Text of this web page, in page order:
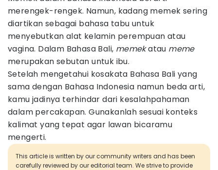
merengek-rengek. Namun, kadang memek sering
diartikan sebagai bahasa tabu untuk
menyebutkan alat kelamin perempuan atau
vagina. Dalam Bahasa Bali, memekatau meme
merupakan sebutan untuk ibu.
Setelah mengetahui kosakata Bahasa Bali yang
sama dengan Bahasa Indonesia namun beda arti,
kamu jadinya terhindar dari kesalahpahaman
dalam percakapan. Gunakanlah sesuai konteks
kalimat yang tepat agar lawan bicaramu
mengerti.
This article is written by our community writers and has been
carefully reviewed by our editorial team. We strive to provide